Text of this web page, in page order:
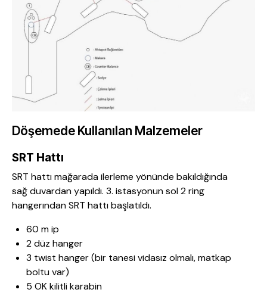
Döşemede Kullanılan Malzemeler
SRT Hattı
SRT hattı mağarada ilerleme yönünde bakıldığında
sağ duvardan yapıldı. 3. istasyonun sol 2 ring
hangerından SRT hattı başlatıldı.
60 m ip
2 düz hanger
3 twist hanger (bir tanesi vidasız olmalı, matkap
boltu var)
5 OK kilitli karabin